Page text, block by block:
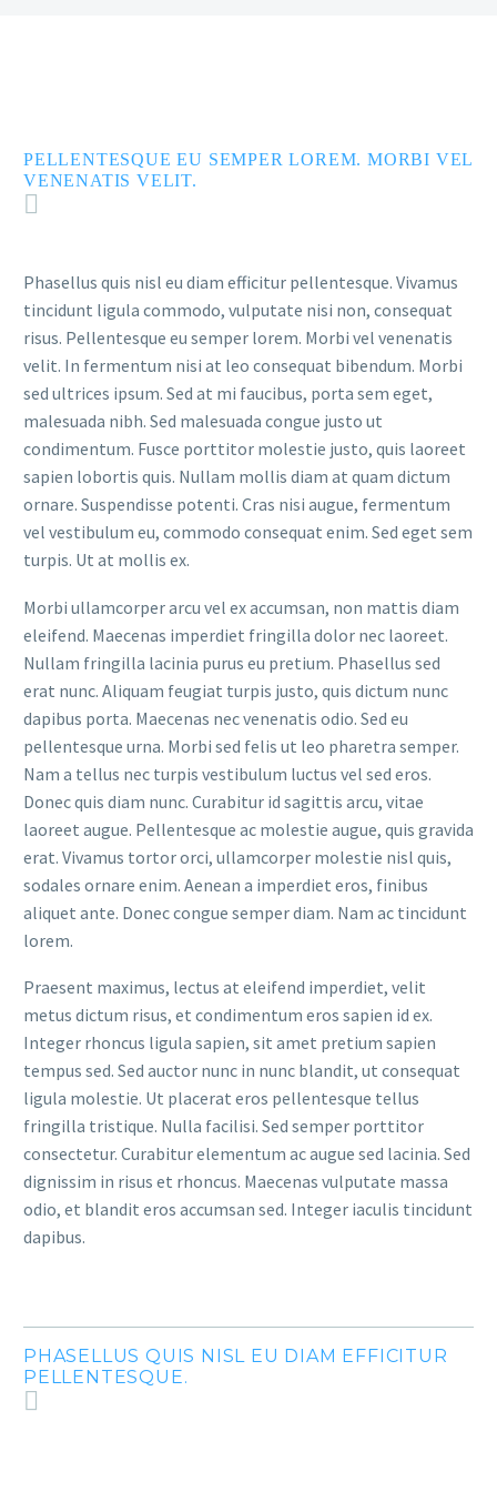
PELLENTESQUE EU SEMPER LOREM. MORBI VEL
VENENATIS VELIT.
Phasellus quis nisl eu diam efficitur pellentesque. Vivamus
tincidunt ligula commodo, vulputate nisi non, consequat
risus. Pellentesque eu semper lorem. Morbi vel venenatis
velit. In fermentum nisi at leo consequat bibendum. Morbi
sed ultrices ipsum. Sed at mi faucibus, porta sem eget,
malesuada nibh. Sed malesuada congue justo ut
condimentum. Fusce porttitor molestie justo, quis laoreet
sapien lobortis quis. Nullam mollis diam at quam dictum
ornare. Suspendisse potenti. Cras nisi augue, fermentum
vel vestibulum eu, commodo consequat enim. Sed eget sem
turpis. Ut at mollis ex.
Morbi ullamcorper arcu vel ex accumsan, non mattis diam
eleifend. Maecenas imperdiet fringilla dolor nec laoreet.
Nullam fringilla lacinia purus eu pretium. Phasellus sed
erat nunc. Aliquam feugiat turpis justo, quis dictum nunc
dapibus porta. Maecenas nec venenatis odio. Sed eu
pellentesque urna. Morbi sed felis ut leo pharetra semper.
Nam a tellus nec turpis vestibulum luctus vel sed eros.
Donec quis diam nunc. Curabitur id sagittis arcu, vitae
laoreet augue. Pellentesque ac molestie augue, quis gravida
erat. Vivamus tortor orci, ullamcorper molestie nisl quis,
sodales ornare enim. Aenean a imperdiet eros, finibus
aliquet ante. Donec congue semper diam. Nam ac tincidunt
lorem.
Praesent maximus, lectus at eleifend imperdiet, velit
metus dictum risus, et condimentum eros sapien id ex.
Integer rhoncus ligula sapien, sit amet pretium sapien
tempus sed. Sed auctor nunc in nunc blandit, ut consequat
ligula molestie. Ut placerat eros pellentesque tellus
fringilla tristique. Nulla facilisi. Sed semper porttitor
consectetur. Curabitur elementum ac augue sed lacinia. Sed
dignissim in risus et rhoncus. Maecenas vulputate massa
odio, et blandit eros accumsan sed. Integer iaculis tincidunt
dapibus.
PHASELLUS QUIS NISL EU DIAM EFFICITUR
PELLENTESQUE.